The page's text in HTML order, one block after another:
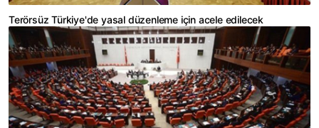
Terörsüz Türkiye'de yasal düzenleme için acele edilecek